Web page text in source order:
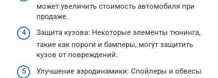
может увеличить стоимость автомобиля при
продаже.
Защита кузова: Некоторые элементы тюнинга,
такие как пороги и бамперы, могут защитить
кузов от повреждений.
Улучшение аэродинамики: Спойлеры и обвесы